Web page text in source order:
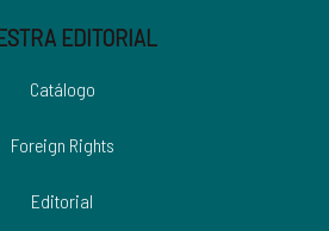
EDITORIAL
Catálogo
Foreign Rights
Editorial